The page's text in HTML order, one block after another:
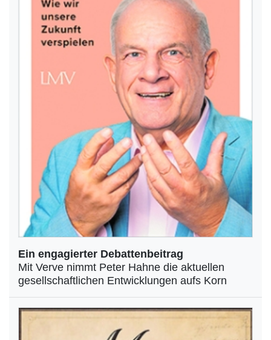
Ein engagierter Debattenbeitrag
Mit Verve nimmt Peter Hahne die aktuellen
gesellschaftlichen Entwicklungen aufs Korn